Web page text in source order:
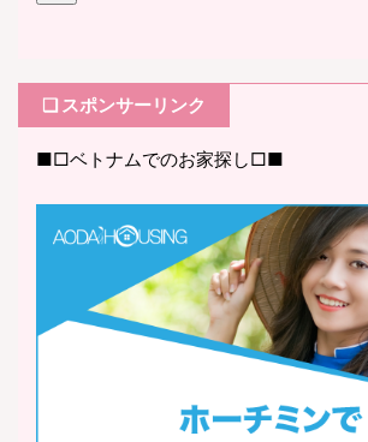
❏ スポンサーリンク
■□ベトナムでのお家探し□■